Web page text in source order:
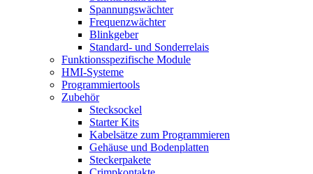
Spannungswächter
Frequenzwächter
Blinkgeber
Standard- und Sonderrelais
Funktionsspezifische Module
HMI-Systeme
Programmiertools
Zubehör
Stecksockel
Starter Kits
Kabelsätze zum Programmieren
Gehäuse und Bodenplatten
Steckerpakete